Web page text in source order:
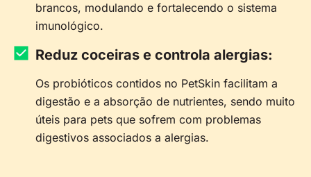
brancos, modulando e fortalecendo o sistema
imunológico.
Reduz coceiras e controla alergias:
Os probióticos contidos no PetSkin facilitam a
digestão e a absorção de nutrientes, sendo muito
úteis para pets que sofrem com problemas
digestivos associados a alergias.